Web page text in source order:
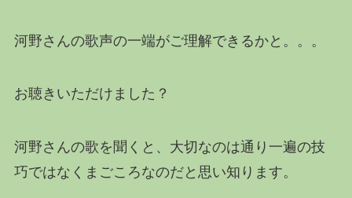
河野さんの歌声の一端がご理解できるかと。。。
お聴きいただけました？
河野さんの歌を聞くと、大切なのは通り一遍の技
巧ではなくまごころなのだと思い知ります。